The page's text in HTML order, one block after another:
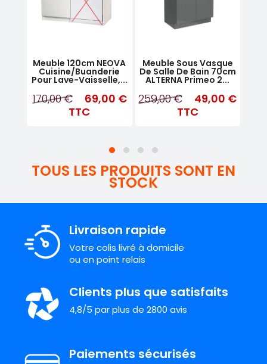
Meuble 120cm NEOVA
Cuisine/Buanderie
Pour Lave-Vaisselle,...
170,00 €
69,00 €
TTC
Meuble Sous Vasque
De Salle De Bain 70cm
ALTERNA Primeo 2...
259,00 €
49,00 €
TTC
TOUS LES PRODUITS SONT EN
STOCK
Livraison rapide
Votre colis livré à domicile
ou en point relais
Clients plus que satisfaits
4,8/5 par plus de 2800 avis
Paiements sécurisés